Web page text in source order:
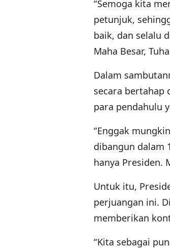
“Semoga kita
petunjuk,
baik, dan selalu
Maha Besar,
Dalam
secara bertahap
para pendahulu
“Enggak
dibangun dalam
hanya Presiden.
Untuk itu,
perjuangan ini.
memberikan
“Kita sebagai